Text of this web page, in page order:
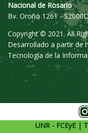
Nacional de Rosario
Bv. Oroño 1261 -
Copyright © 2021. All
Desarrollado a partir de
Tecnología de la
UNR - FCEyE |